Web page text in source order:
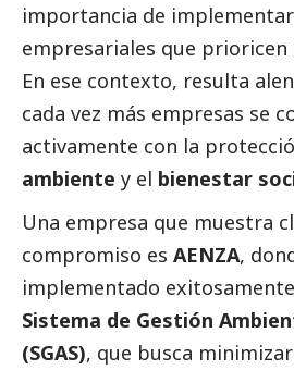
importancia de
empresariales que prioricen
En ese contexto, resulta
cada vez más empresas se
activamente con la
ambiente y el bienestar
Una empresa que muestra
compromiso es AENZA,
implementado
Sistema de Gestión
(SGAS), que busca